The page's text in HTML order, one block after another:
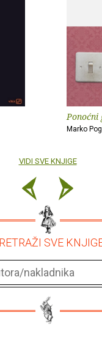
Ponoćni
Marko
VIDI SVE KNJIGE
SVE